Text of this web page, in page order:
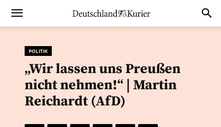
POLITIK
„Wir lassen uns Preußen
nicht nehmen!“ | Martin
Reichardt (AfD)